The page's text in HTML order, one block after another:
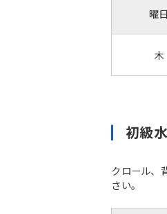
曜日
木
初級
クロール、
さい。